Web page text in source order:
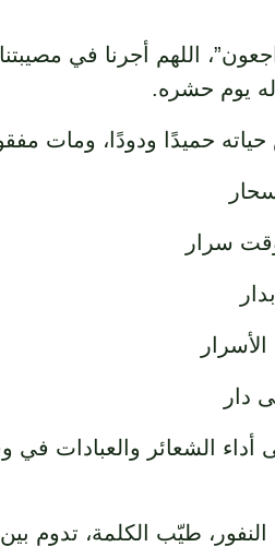
اللهم أجرنا في
له يوم حشره.
حميدًا ودودًا، ومات
سرار
دار
الشعائر والعبادات في
طيّب الكلمة، تدوم بين